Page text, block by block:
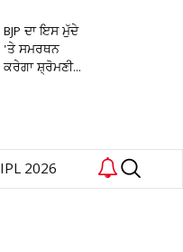
BJP ਦਾ ਇਸ ਮੁੱਦੇ
'ਤੇ ਸਮਰਥਨ
ਕਰੇਗਾ ਸ਼੍ਰੋਮਣੀ...
IPL 2026